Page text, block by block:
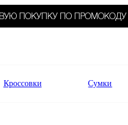
ПОКУПКУ ПО ПРОМОКОДУ
Кроссовки Сумки